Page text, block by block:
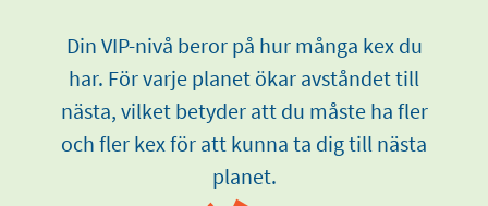
Din VIP-nivå beror på hur många kex du
har. För varje planet ökar avståndet till
nästa, vilket betyder att du måste ha fler
och fler kex för att kunna ta dig till nästa
planet.